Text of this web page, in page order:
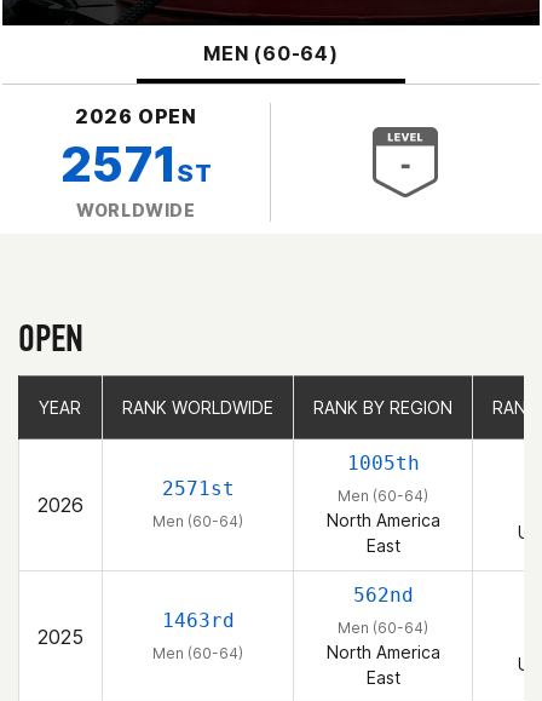
MEN (60-64)
2026 OPEN
2571 ST
WORLDWIDE
OPEN
YEAR RANK WORLDWIDE RANK BY REGION
2026
2571st
Men (60-64)
1005th
Men (60-64)
North America
East
2025
1463rd
Men (60-64)
562nd
Men (60-64)
North America
East
YEAR RANK WORLDWIDE RANK BY REGION